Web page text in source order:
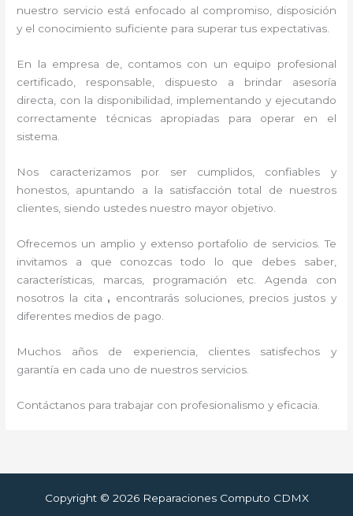
nuestro servicio está enfocado al compromiso, disposición
y el conocimiento suficiente para superar tus expectativas.
En la empresa de , contamos con un equipo profesional
certificado, responsable, dispuesto a brindar asesoría
directa, con la disponibilidad, implementando y ejecutando
correctamente técnicas apropiadas para operar en el
sistema.
Nos caracterizamos por ser cumplidos, confiables y
honestos, apuntando a la satisfacción total de nuestros
clientes, siendo ustedes nuestro mayor objetivo.
Ofrecemos un amplio y extenso portafolio de servicios. Te
invitamos a que conozcas todo lo que debes saber,
características, marcas, programación etc. Agenda con
nosotros la cita , encontrarás soluciones, precios justos y
diferentes medios de pago.
Muchos años de experiencia, clientes satisfechos y
garantía en cada uno de nuestros servicios.
Contáctanos para trabajar con profesionalismo y eficacia.
Copyright © 2026 Reparaciones Computo CDMX